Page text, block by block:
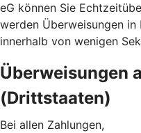
eG können Sie
werden Überweisungen
innerhalb von wenigen
Überweisungen
(Drittstaaten)
Bei allen Zahlungen,